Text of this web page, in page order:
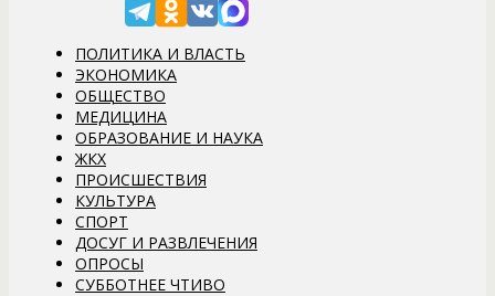
ПОЛИТИКА И ВЛАСТЬ
ЭКОНОМИКА
ОБЩЕСТВО
МЕДИЦИНА
ОБРАЗОВАНИЕ И НАУКА
ЖКХ
ПРОИСШЕСТВИЯ
КУЛЬТУРА
СПОРТ
ДОСУГ И РАЗВЛЕЧЕНИЯ
ОПРОСЫ
СУББОТНЕЕ ЧТИВО